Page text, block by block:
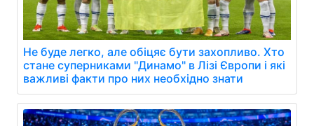
Не буде легко, але обіцяє бути захопливо. Хто
стане суперниками "Динамо" в Лізі Європи і які
важливі факти про них необхідно знати